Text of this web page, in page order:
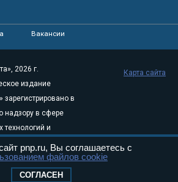
Вакансии
2026 г.
издание
зарегистрировано в
надзору в сфере
и
Эл № ФС77-
Карта сайта
pnp.ru, Вы соглашаетесь с
файлов cookie
СОГЛАСЕН